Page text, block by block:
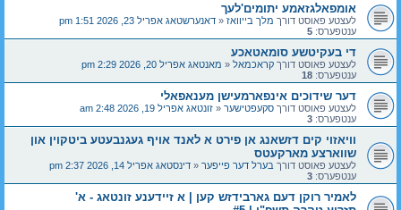
אומפאלגזאמע יתומים'לעך
לעצטע פאוסט דורך מלך בייוואז « דאנערשטאג אפריל 23, 2026 1:51 pm
ענטפערס: 5
די בעקיטשע סומאטאכע
לעצטע פאוסט דורך קראכמאל « מאנטאג אפריל 20, 2026 2:29 pm
ענטפערס: 18
דער שידוכים אינפארמעישן מענאפאלי
לעצטע פאוסט דורך סקעפטישער « זונטאג אפריל 19, 2026 2:48 am
ענטפערס: 3
וויאזוי קים דזשאנג אן פירט א לאנד אויף געגנבעטע ביטקוין און
שווארצע מארקעטס
לעצטע פאוסט דורך בערל דער פייפער « דינסטאג אפריל 14, 2026 2:37 pm
ענטפערס: 3
לאמיר רוקן דעם גארבידזש קען | א זיידענע זונטאג - א'